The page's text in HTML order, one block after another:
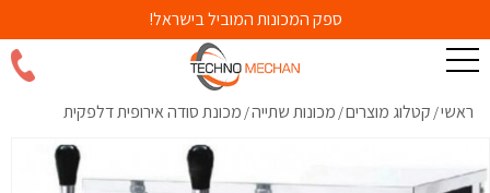
ספק המכונות המוביל בישראל!
ראשי/ קטלוג מוצרים/ מכונות שתייה/ מכונת סודה אירופית דלפקית